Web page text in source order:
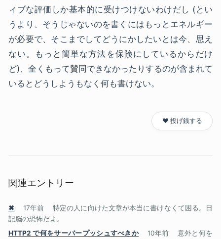
ィブな評価しか基本的に受けつけないわけだし (とい
うより、そうじゃないのを書くにはもっとエネルギー
が必要で、そこまでしてどうにかしたいとは今、思え
ない。もっと簡単な方法を保険にしているからだけ
ど)、全くもって賛同できなかったりするのが含まれて
いるとどうしようもなく何も書けない。
❤️ 投げ銭する
関連エントリー
✖ 17年前
特定の人に向けた文章が本当に書けなくて困る。日
記脳の恐怖だよ。
HTTP2 で何をサーバープッシュすべきか
10年前
意外と何を